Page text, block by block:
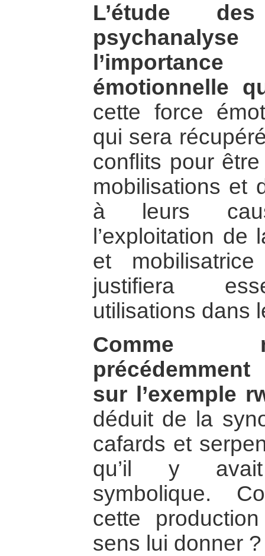
L’étude
émotionnelle
cette force
qui sera
conflits pour
mobilisations et
à leurs
l’exploitation
et
justifiera
utilisations dans
Comme
sur l’exemple
déduit de la
cafards et
qu’il y
symbolique.
cette
sens lui donner ?